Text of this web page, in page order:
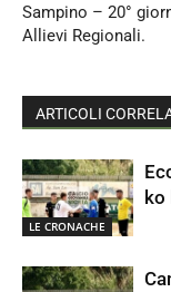
Sampino – 20°
Allievi Regionali.
ARTICOLI
LE CRONACHE
ko